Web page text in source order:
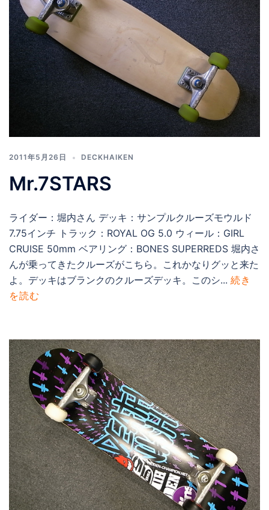
2011年5月26日 DECKHAIKEN
Mr.7STARS
ライダー：堀内さん デッキ：サンプルクルーズモウルド
7.75インチ トラック：ROYAL OG 5.0 ウィール：GIRL
CRUISE 50mm ベアリング：BONES SUPERREDS 堀内さ
んが乗ってきたクルーズがこちら。これかなりグッと来た
よ。デッキはブランクのクルーズデッキ。このシ... 続き
を読む